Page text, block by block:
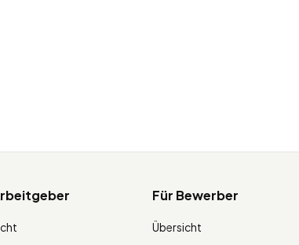
Für Bewerber
Übersicht